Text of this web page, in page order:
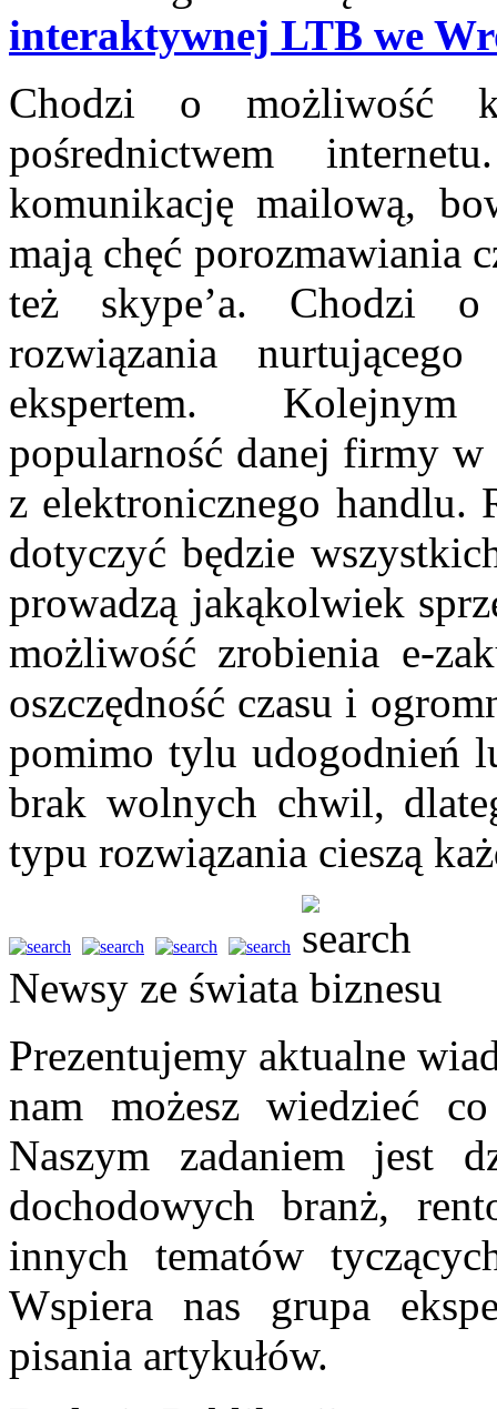
interaktywnej LTB we
Chodzi o możliwość
pośrednictwem
komunikację mailową,
mają chęć porozmawiania
też skype’a. Chodzi o
rozwiązania
ekspertem. Kolejnym
popularność danej firmy
z elektronicznego handlu.
dotyczyć będzie
prowadzą jakąkolwiek
możliwość zrobienia e-
oszczędność czasu i
pomimo tylu udogodnień
brak wolnych chwil,
typu rozwiązania cieszą
Newsy ze świata biznesu
Prezentujemy aktualne
nam możesz wiedzieć
Naszym zadaniem jest
dochodowych branż,
innych tematów
Wspiera nas grupa
pisania artykułów.